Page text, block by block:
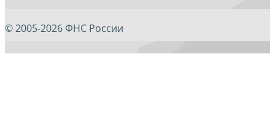
© 2005-2026 ФНС России